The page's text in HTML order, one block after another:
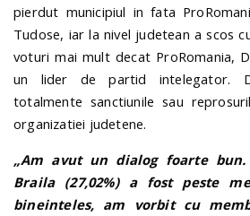
pierdut municipiul in fata
Tudose, iar la nivel judetean a scos
voturi mai mult decat ProRomania,
un lider de partid intelegator.
totalmente sanctiunile sau
organizatiei judetene.
„Am avut un dialog foarte
Braila (27,02%) a fost peste
bineinteles, am vorbit cu